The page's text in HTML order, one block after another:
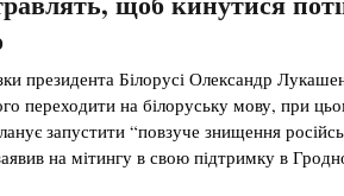
президента Білорусі Олександр
переходити на білоруську мову, при
запустити “повзуче знищення
на мітингу в свою підтримку в
“В цьому прекрасному (Гродненському